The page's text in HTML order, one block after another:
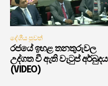
දේශීය පුවත්
රජයේ ඉහළ තනතුරුවල
උද්ගත වී ඇති වැටුප් අර්බුදය
(VIDEO)